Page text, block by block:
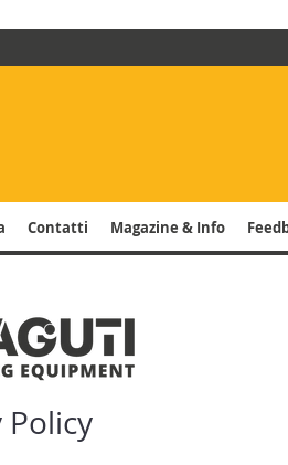
Contatti Magazine & Info
Policy